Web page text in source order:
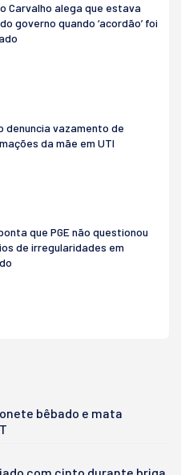
Carvalho alega que estava
governo quando ‘acordão’ foi
denuncia vazamento de
da mãe em UTI
que PGE não questionou
de irregularidades em
bêbado e mata